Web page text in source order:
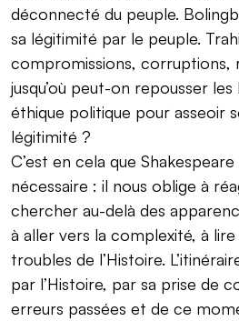
déconnecté du peuple.
sa légitimité par le peuple.
compromissions, corruptions,
jusqu’où peut-on repousser
éthique politique pour asseoir
légitimité ?
C’est en cela que
nécessaire : il nous oblige à
chercher au-delà des
à aller vers la complexité, à
troubles de l’Histoire.
par l’Histoire, par sa prise de
erreurs passées et de ce